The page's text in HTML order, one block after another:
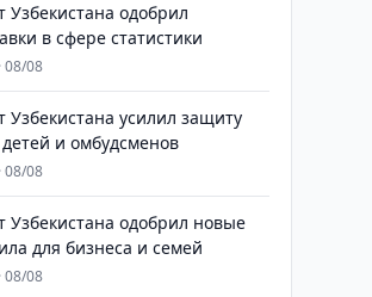
Узбекистана одобрил
в сфере статистики
08/08
Узбекистана усилил защиту
и омбудсменов
08/08
Узбекистана одобрил новые
для бизнеса и семей
08/08